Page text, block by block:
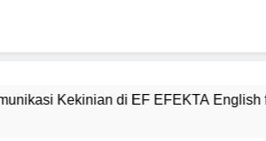
EF EFEKTA English for Adults